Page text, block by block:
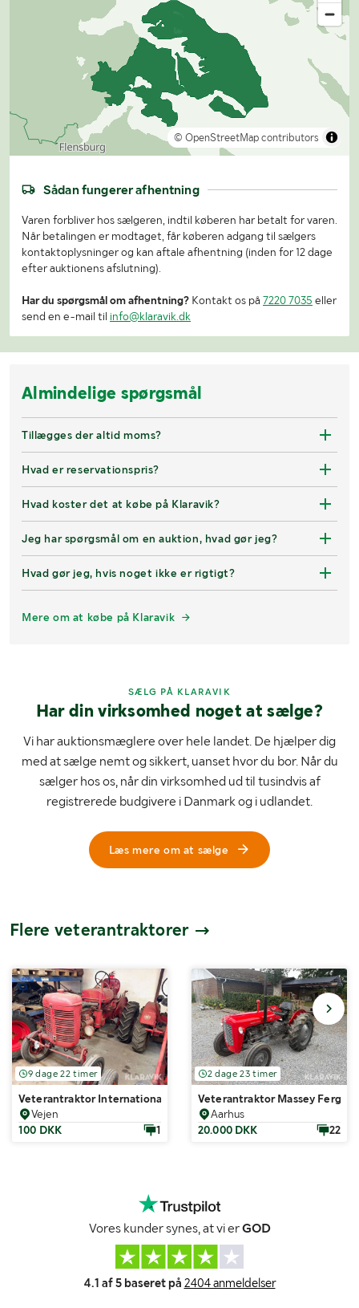
© OpenStreetMap contributors
Sådan fungerer afhentning
Varen forbliver hos sælgeren, indtil køberen har betalt for varen.
Når betalingen er modtaget, får køberen adgang til sælgers
kontaktoplysninger og kan aftale afhentning (inden for 12 dage
efter auktionens afslutning).
Har du spørgsmål om afhentning? Kontakt os på 7220 7035 eller
send en e-mail til info@klaravik.dk
Almindelige spørgsmål
Tillægges der altid moms?
Hvad er reservationspris?
Hvad koster det at købe på Klaravik?
Jeg har spørgsmål om en auktion, hvad gør jeg?
Hvad gør jeg, hvis noget ikke er rigtigt?
Mere om at købe på Klaravik
SÆLG PÅ KLARAVIK
Har din virksomhed noget at sælge?
Vi har auktionsmæglere over hele landet. De hjælper dig
med at sælge nemt og sikkert, uanset hvor du bor. Når du
sælger hos os, når din virksomhed ud til tusindvis af
registrerede budgivere i Danmark og i udlandet.
Læs mere om at sælge
Flere veterantraktorer
9 dage 22 timer
Veterantraktor International Harvester Super A med plov
Vejen
100 DKK
1
2 dage 23 timer
Veterantraktor Massey
Aarhus
20.000 DKK
22
Vores kunder synes, at vi erGOD
4.1 af 5 baseret på 2404 anmeldelser